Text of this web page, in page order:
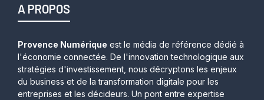
A PROPOS
Provence Numérique est le média de référence dédié à
l'économie connectée. De l'innovation technologique aux
stratégies d'investissement, nous décryptons les enjeux
du business et de la transformation digitale pour les
entreprises et les décideurs. Un pont entre expertise